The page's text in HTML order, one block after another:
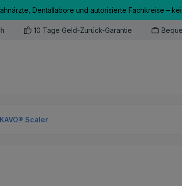
Dentallabore und autorisierte Fachkreise –
10 Tage Geld-Zurück-Garantie
Scaler